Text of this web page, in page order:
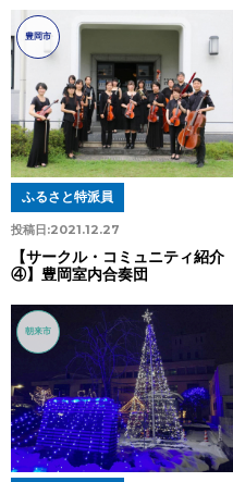
豊岡市
投稿日:2021.12.27
ふるさと特派員
【サークル・コミュニティ紹介
④】豊岡室内合奏団
朝来市